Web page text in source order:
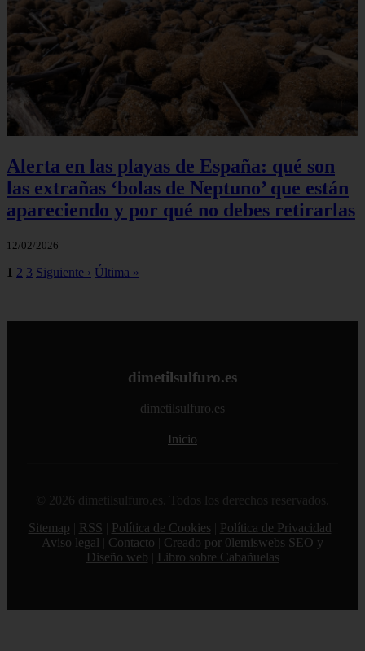
Alerta en las playas de España: qué son
las extrañas ‘bolas de Neptuno’ que están
apareciendo y por qué no debes retirarlas
12/02/2026
1 2 3 Siguiente › Última »
dimetilsulfuro.es
dimetilsulfuro.es
Inicio
© 2026 dimetilsulfuro.es. Todos los derechos reservados.
Sitemap
RSS Política de Cookies Política de Privacidad
Aviso legal
Contacto
Creado por 0lemiswebs SEO y
Diseño web
Libro sobre Cabañuelas